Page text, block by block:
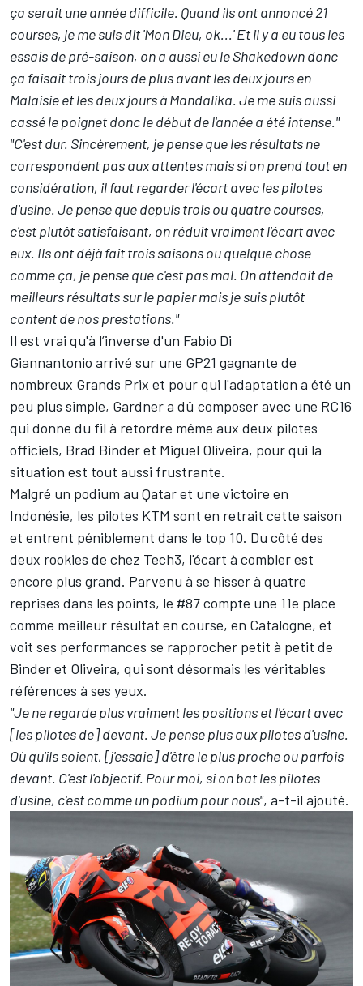
ça serait une année difficile. Quand ils ont annoncé 21
courses, je me suis dit 'Mon Dieu, ok...' Et il y a eu tous les
essais de pré-saison, on a aussi eu le Shakedown donc
ça faisait trois jours de plus avant les deux jours en
Malaisie et les deux jours à Mandalika. Je me suis aussi
cassé le poignet donc le début de l'année a été intense."
"C'est dur. Sincèrement, je pense que les résultats ne
correspondent pas aux attentes mais si on prend tout en
considération, il faut regarder l'écart avec les pilotes
d'usine. Je pense que depuis trois ou quatre courses,
c'est plutôt satisfaisant, on réduit vraiment l'écart avec
eux. Ils ont déjà fait trois saisons ou quelque chose
comme ça, je pense que c'est pas mal. On attendait de
meilleurs résultats sur le papier mais je suis plutôt
content de nos prestations."
Il est vrai qu'à l’inverse d'un Fabio Di
Giannantonio arrivé sur une GP21 gagnante de
nombreux Grands Prix et pour qui l'adaptation a été un
peu plus simple, Gardner a dû composer avec une RC16
qui donne du fil à retordre même aux deux pilotes
officiels, Brad Binderet Miguel Oliveira, pour qui la
situation est tout aussi frustrante.
Malgré un podium au Qatar et une victoire en
Indonésie, les pilotes KTM sont en retrait cette saison
et entrent péniblement dans le top 10. Du côté des
deux rookies de chez Tech3, l'écart à combler est
encore plus grand. Parvenu à se hisser à quatre
reprises dans les points, le #87 compte une 11e place
comme meilleur résultat en course, en Catalogne, et
voit ses performances se rapprocher petit à petit de
Binder et Oliveira, qui sont désormais les véritables
références à ses yeux.
"Je ne regarde plus vraiment les positions et l'écart avec
[les pilotes de] devant. Je pense plus aux pilotes d'usine.
Où qu'ils soient, [j'essaie] d'être le plus proche ou parfois
devant. C'est l'objectif. Pour moi, si on bat les pilotes
d'usine, c'est comme un podium pour nous", a-t-il ajouté.